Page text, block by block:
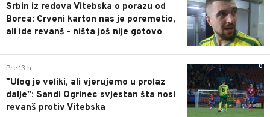
Srbin iz redova Vitebska o porazu od
Borca: Crveni karton nas je poremetio,
ali ide revanš - ništa još nije gotovo
0
Pre 13 h
"Ulog je veliki, ali vjerujemo u prolaz
dalje": Sandi Ogrinec svjestan šta nosi
revanš protiv Vitebska